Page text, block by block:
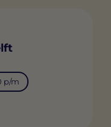
p/m